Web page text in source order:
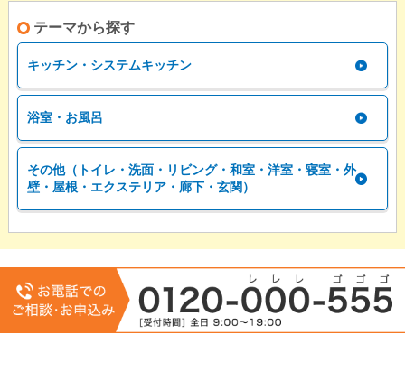
テーマから探す
キッチン・システムキッチン
浴室・お風呂
その他（トイレ・洗面・リビング・和室・洋室・寝室・外
壁・屋根・エクステリア・廊下・玄関）